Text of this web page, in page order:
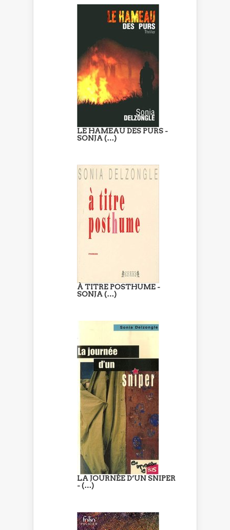
LE HAMEAU DES PURS -
SONJA (…)
À TITRE POSTHUME -
SONJA (…)
LA JOURNÉE D’UN SNIPER
- (…)